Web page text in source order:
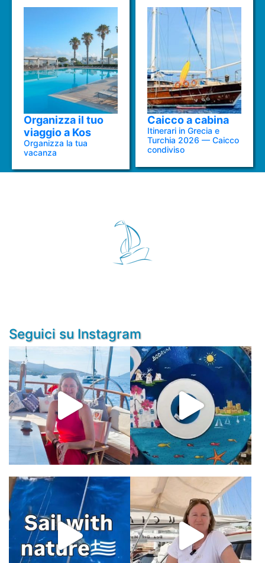
Organizza il tuo
viaggio a Kos
Organizza la tua
vacanza
Caicco a cabina
Itinerari in Grecia e
Turchia 2026 — Caicco
condiviso
Seguici su Instagram